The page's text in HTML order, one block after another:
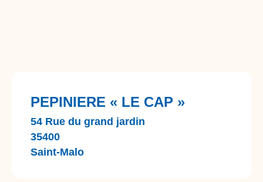
PEPINIERE « LE CAP »
54 Rue du grand jardin
35400
Saint-Malo